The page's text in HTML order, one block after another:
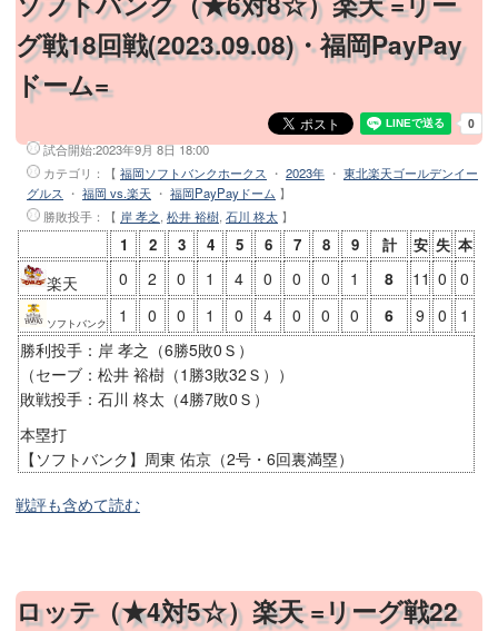
グ戦18回戦(2023.09.08)・福岡PayPay
ドーム=
試合開始:2023年9月 8日 18:00
カテゴリ：【 福岡ソフトバンクホークス ・ 2023年 ・ 東北楽天ゴールデンイー
グルス
・ 福岡 vs.楽天 ・ 福岡PayPayドーム 】
勝敗投手 ：【 岸 孝之 松井 裕樹 石川 柊太 】
1 2 3 4 5 6 7 8 9 計 安 失 本
楽天 0 2 0 1 4 0 0 0 1 8 11 0 0
ソフトバンク 1 0 0 1 0 4 0 0 0 6 9 0
1
勝利投手：岸 孝之（6勝5敗0Ｓ）
（セーブ：松井 裕樹（1勝3敗32Ｓ））
敗戦投手：石川 柊太（4勝7敗0Ｓ）
本塁打
【ソフトバンク】周東 佑京（2号・6回裏満塁）
戦評も含めて読む
ロッテ（★4対5☆）楽天 =リーグ戦22